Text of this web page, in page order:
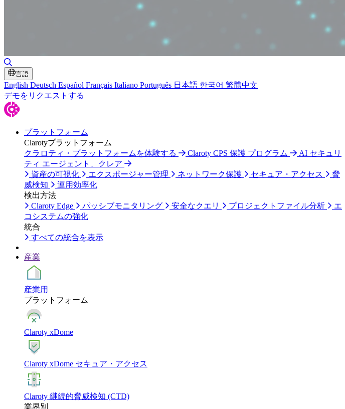
言語
English Deutsch Español Français Italiano Português 日本語 한국어 繁體中文
デモをリクエストする
プラットフォーム
Clarotyプラットフォーム
クラロティ・プラットフォームを体験する
Claroty CPS 保護 プログラム
AI セキュリ
ティ エージェント、クレア
資産の可視化
エクスポージャー管理 ネットワーク保護 セキュア・アクセス
脅
威検知
運用効率化
検出方法
Claroty Edge
パッシブモニタリング 安全なクエリ プロジェクトファイル分析
エ
コシステムの強化
統合
すべての統合を表示
産業
産業用
プラットフォーム
Claroty xDome
Claroty xDome セキュア・アクセス
Claroty 継続的脅威検知 (CTD)
業界別